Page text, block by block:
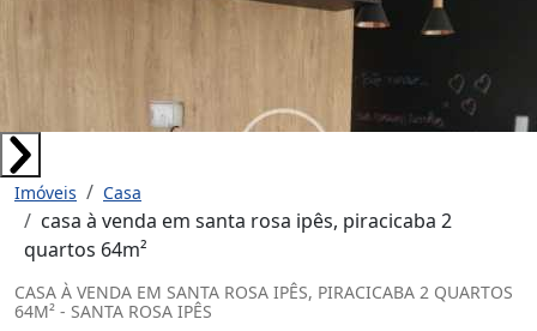
Imóveis Casa
casa à venda em santa rosa ipês, piracicaba 2
quartos 64m²
CASA À VENDA EM SANTA ROSA IPÊS, PIRACICABA 2 QUARTOS
64M² - SANTA ROSA IPÊS